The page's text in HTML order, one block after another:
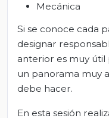
Mecánica
Si se conoce cada
designar
anterior es muy útil
un panorama muy
debe hacer.
En esta sesión